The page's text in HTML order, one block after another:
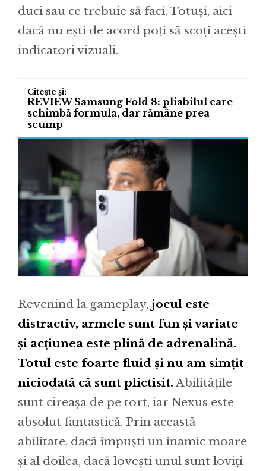
duci sau ce trebuie să faci. Totuși, aici
dacă nu ești de acord poți să scoți acești
indicatori vizuali.
REVIEW Samsung Fold 8: pliabilul care
schimbă formula, dar rămâne prea
scump
Revenind la gameplay, jocul este
distractiv, armele sunt fun și variate
și acțiunea este plină de adrenalină.
Totul este foarte fluid și nu am simțit
niciodată că sunt plictisit. Abilitățile
sunt cireașa de pe tort, iar Nexus este
absolut fantastică. Prin această
abilitate, dacă împuști un inamic moare
și al doilea, dacă lovești unul sunt loviți